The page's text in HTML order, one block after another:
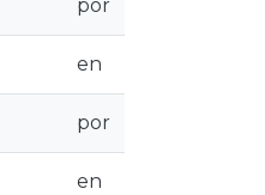
por
en
por
en